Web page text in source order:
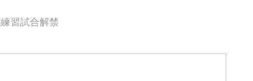
練習試合解禁